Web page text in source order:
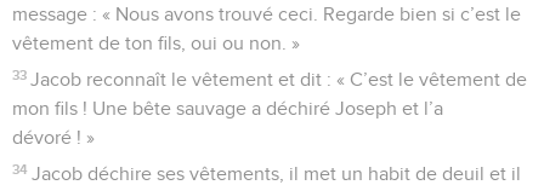
message : « Nous avons trouvé ceci. Regarde bien si c’est le
vêtement de ton fils, oui ou non. »
33 Jacob reconnaît le vêtement et dit : « C’est le vêtement de
mon fils ! Une bête sauvage a déchiré Joseph et l’a
dévoré ! »
34 Jacob déchire ses vêtements, il met un habit de deuil et il